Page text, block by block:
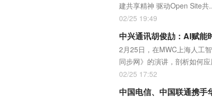
建共享精神 驱动Open Site共..
02/25 19:49
中兴通讯胡俊劼：AI赋能
2月25日，在MWC上海人工
同步网》的演讲，剖析如何应
02/25 17:52
中国电信、中国联通携手